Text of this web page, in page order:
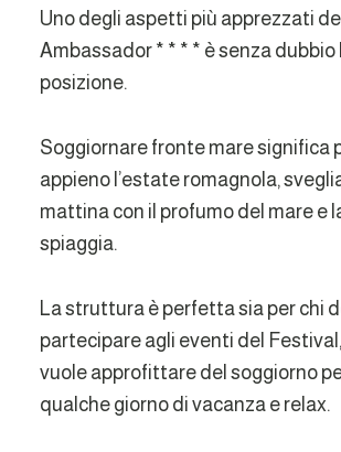
Uno degli aspetti più apprezzati
Ambassador * * * * è senza dubbio
posizione.
Soggiornare fronte mare significa
appieno l’estate romagnola,
mattina con il profumo del mare e
spiaggia.
La struttura è perfetta sia per chi
partecipare agli eventi del
vuole approfittare del soggiorno
qualche giorno di vacanza e relax.